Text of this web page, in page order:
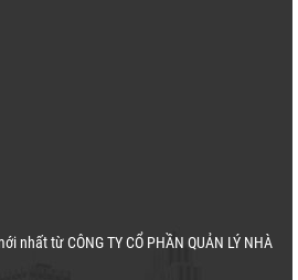
nhất từ CÔNG TY CỔ PHẦN QUẢN LÝ NHÀ